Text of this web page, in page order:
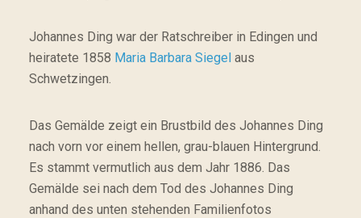
Johannes Ding war der Ratschreiber in Edingen und
heiratete 1858 Maria Barbara Siegel aus
Schwetzingen.
Das Gemälde zeigt ein Brustbild des Johannes Ding
nach vorn vor einem hellen, grau-blauen Hintergrund.
Es stammt vermutlich aus dem Jahr 1886. Das
Gemälde sei nach dem Tod des Johannes Ding
anhand des unten stehenden Familienfotos